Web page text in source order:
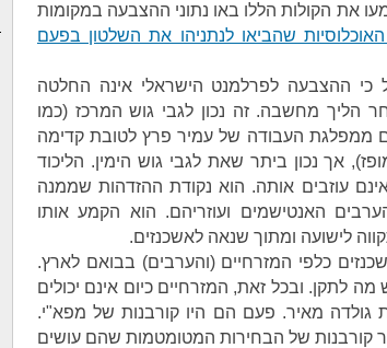
את הקולות הללו באו נתוני ההצבעה במקומות
שהביאו לנתניהו את השלטון בפעם
כי ההצבעה לפרלמנט הישראלי אינה החלטה
הליך מחשבה. זה נכון לגבי גוש המרכז (כמו
ממפלגת העבודה של עמיר פרץ לטובת קדימה
אך נכון ביתר שאת לגבי גוש הימין. הליכוד
עוזבים אותה. הוא נקודת ההזדהות שממנה
האנטישמים ועוזריהם. הוא הקמע אותו
לישועה ומתוך שנאה לאשכנזים.
כלפי המזרחיים (והערבים) בבואם לארץ.
לתקן. ובכל זאת, המזרחיים כיום אינם יכולים
מאיר. פעם הם היו קורבנות של מפא"י.
קורבנות של הבחירות המטומטמות שהם עושים